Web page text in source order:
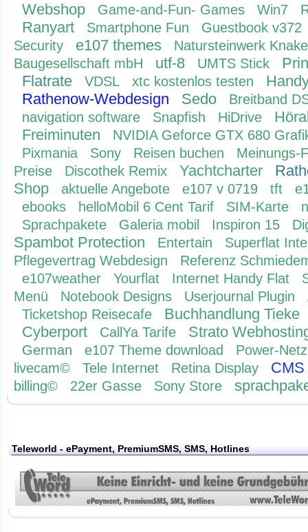
Webshop Game-and-Fun- Games Win7
Ranyart Smartphone Fun
Guestbook v372
Security
e107 themes
Natursteinwerk Knake
Baugesellschaft mbH
utf-8 UMTS Stick
Flatrate
VDSL xtc kostenlos testen
Rathenow-Webdesign
Sedo
Breitband
navigation software
Snapfish HiDrive
Freiminuten
NVIDIA Geforce GTX 680
Pixmania
Sony Reisen buchen
Meinungs-
Preise
Discothek Remix Yachtcharter
Shop
aktuelle Angebote e107 v 0719 tft
ebooks
helloMobil 6 Cent Tarif SIM-Karte
Sprachpakete
Galeria mobil Inspiron 15
Spambot Protection Entertain
Superflat
Pflegevertrag Webdesign
Referenz
e107weather
Yourflat Internet Handy Flat
Menü
Notebook Designs Userjournal Plugin
Ticketshop Reisecafe
Buchhandlung Tieke
Cyberport
CallYa Tarife Strato
German e107 Theme download
Power-Netz
livecam©
Tele Internet Retina Display CMS
billing© 22er Gasse Sony Store
Teleworld - ePayment, PremiumSMS, SMS, Hotlines